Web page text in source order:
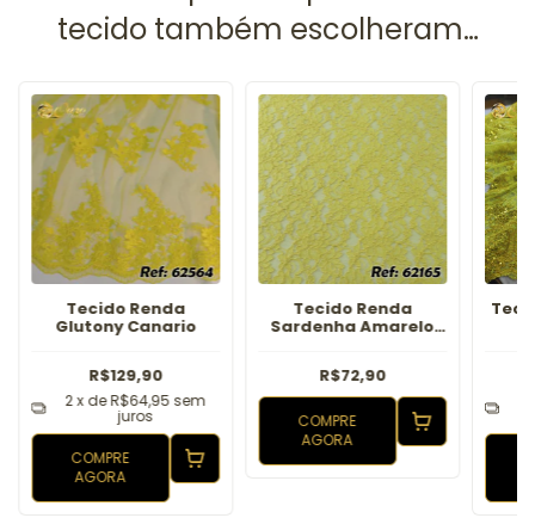
Tecido Renda
Glutony Canario
R$129,90
2x deR$64,95 sem
juros
COMPRE
AGORA
Tecido Renda
Sardenha Amarelo
R$72,90
COMPRE
AGORA